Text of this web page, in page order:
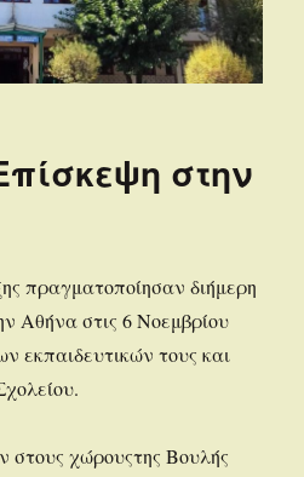
στην
πραγματοποίησαν διήμερη
Αθήνα στις 6 Νοεμβρίου
εκπαιδευτικών τους και
στους χώρουςτης Βουλής